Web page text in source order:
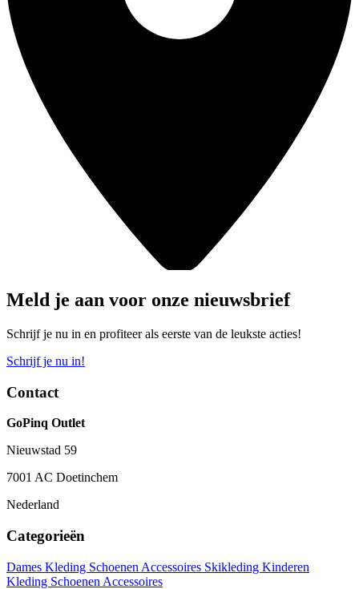
Meld je aan voor onze nieuwsbrief
Schrijf je nu in en profiteer als eerste van de leukste acties!
Schrijf je nu in!
Contact
GoPinq Outlet
Nieuwstad 59
7001 AC Doetinchem
Nederland
Categorieën
Dames Kleding Schoenen Accessoires Skikleding Kinderen
Kleding Schoenen Accessoires